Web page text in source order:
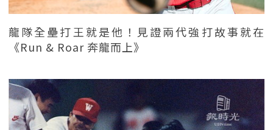
龍隊全壘打王就是他！見證兩代強打故事就在
《Run & Roar 奔龍而上》